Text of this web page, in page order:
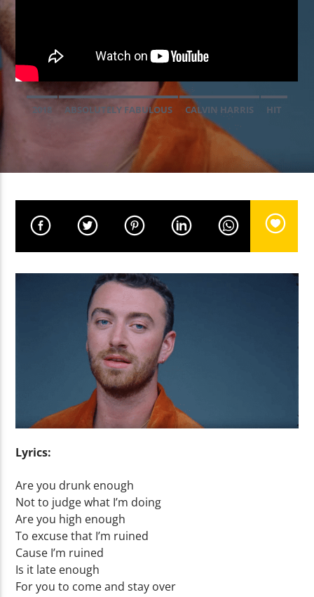
EN CE MOMENT
SHUT YOUR EYES
KLAR
EMISSION EN COURS
NON-STOP MUSIC
14:00 17:59
UPCOMING SHOW
FEVERBALL
18:00 19:59
Yellow Radio
Yellow Riviera
Yellow Party
2018 ABSOLUTELY FABULOUS CALVIN HARRIS
HIT
MAINSQUARE FESTIVAL 2024
SAM SMITH
Lyrics:
Are you drunk enough
Not to judge what I’m doing
Are you high enough
To excuse that I’m ruined
Cause I’m ruined
Is it late enough
For you to come and stay over